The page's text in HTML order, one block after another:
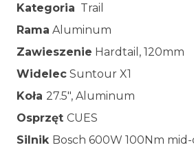
Kategoria Trail
Rama Aluminum
Zawieszenie Hardtail, 120mm
Widelec Suntour X1
Koła 27.5″, Aluminum
Osprzęt CUES
Silnik Bosch 600W 100Nm